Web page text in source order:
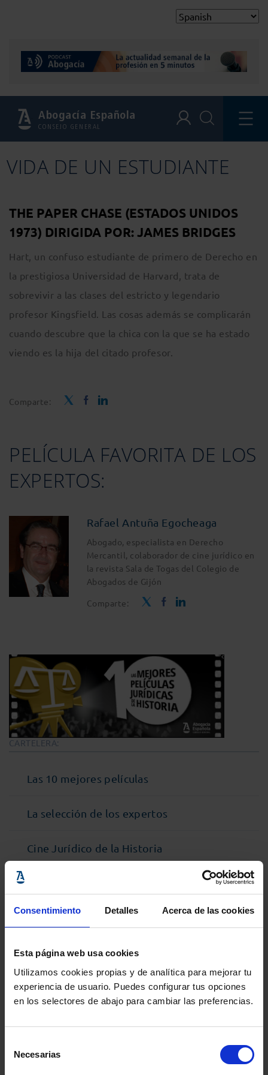
Consentimiento Detalles Acerca de las cookies
Esta página web usa cookies
Utilizamos cookies propias y de analítica para mejorar tu
experiencia de usuario. Puedes configurar tus opciones
en los selectores de abajo para cambiar las preferencias.
Necesarias
Abogacía Española
CONSEJO GENERAL
VIDA DE UN ESTUDIANTE
THE PAPER CHASE (ESTADOS UNIDOS
1973) DIRIGIDA POR: JAMES BRIDGES
Hart, un confuso estudiante de primero de Derecho en
la prestigiosa Universidad de Harvard, trata de
sobrevivir a las clases del estricto y legendario
profesor Kingsfield. Las cosas además se complicarán
cuando descubre que la chica con la que se ha estado
viendo es la hija del citado profesor.
Comparte:
PELÍCULA FAVORITA DE LOS
EXPERTOS:
Rafael Antuña Egocheaga
Abogado, especialista en Derecho
Mercantil, colaborador de cine jurídico en
la revista Sala de Togas del Colegio de
Abogados de Gijón
Comparte:
CARTELERA:
Las 10 mejores películas
La selección de los expertos
Cine Jurídico de la Historia
No se ha encontrado ningún resultado